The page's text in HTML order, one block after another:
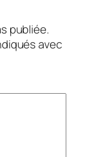
publiée.
avec